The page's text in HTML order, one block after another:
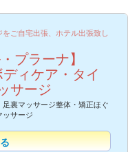
ご自宅出張、ホテル出張致し
プラーナ】
ィケア・タイ
サージ
裏マッサージ整体・矯正ほぐ
ッサージ